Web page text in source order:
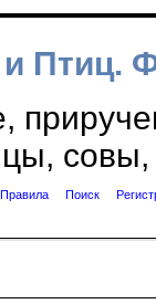
и Птиц.
совы,
Правила Поиск